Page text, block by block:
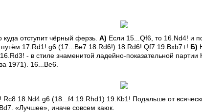
куда отступит чёрный ферзь. А) Если 15...Qf6, то 16.Nd4! и
путём 17.Rd1! g6 (17...Be7 18.Rd6!) 18.Rd6! Qf7 19.Bxb7+! Б)
16.Rd3! - в стиле знаменитой ладейно-показательной
1971). 16...Be6.
Rc8 18.Nd4 g6 (18...f4 19.Rhd1) 19.Kb1! Подальше от
«Лучшее», иначе совсем каюк.